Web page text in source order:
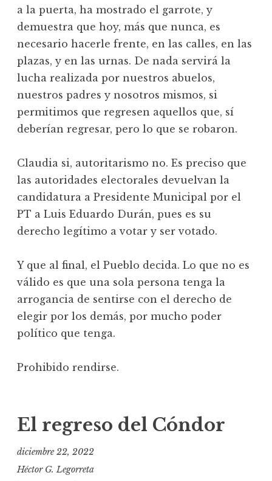
a la puerta, ha mostrado el garrote, y
demuestra que hoy, más que nunca, es
necesario hacerle frente, en las calles, en las
plazas, y en las urnas. De nada servirá la
lucha realizada por nuestros abuelos,
nuestros padres y nosotros mismos, si
permitimos que regresen aquellos que, sí
deberían regresar, pero lo que se robaron.
Claudia si, autoritarismo no. Es preciso que
las autoridades electorales devuelvan la
candidatura a Presidente Municipal por el
PT a Luis Eduardo Durán, pues es su
derecho legítimo a votar y ser votado.
Y que al final, el Pueblo decida. Lo que no es
válido es que una sola persona tenga la
arrogancia de sentirse con el derecho de
elegir por los demás, por mucho poder
político que tenga.
Prohibido rendirse.
El regreso del Cóndor
diciembre 22, 2022
Héctor G. Legorreta